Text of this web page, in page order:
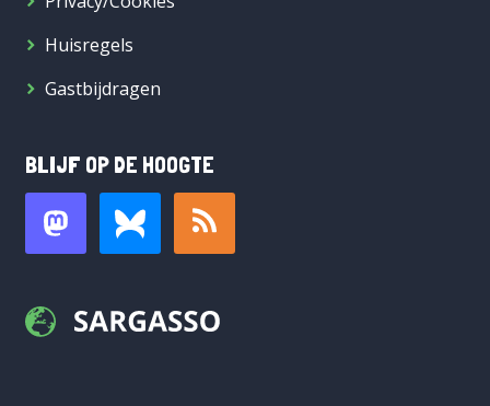
Huisregels
Gastbijdragen
BLIJF OP DE HOOGTE